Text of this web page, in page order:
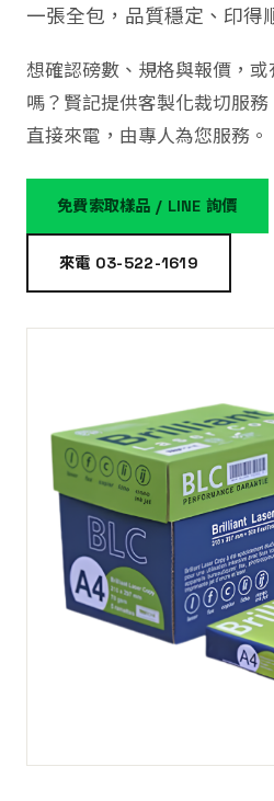
一張全包，品質穩定、印得
想確認磅數、規格與報價，
嗎？賢記提供客製化裁切服
直接來電，由專人為您服務。
免費索取樣品 / LINE 詢價
來電 03-522-1619